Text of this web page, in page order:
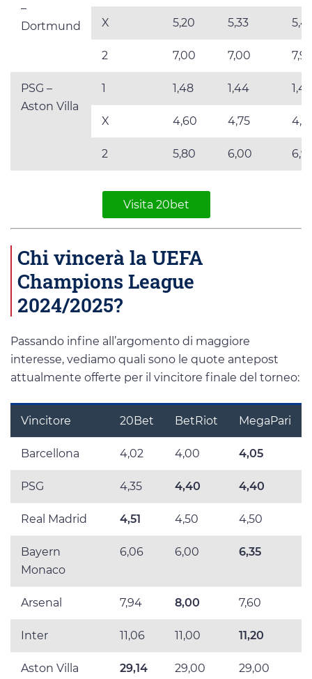
–
Dortmund
X 5,20 5,33
2 7,00 7,00 7,95
PSG –
Aston Villa
1 1,48 1,44
X 4,60 4,75
2 5,80 6,00 6,91
Visita 20bet
Chi vincerà la UEFA
Champions League
2024/2025?
Passando infine all’argomento di maggiore
interesse, vediamo quali sono le quote antepost
attualmente offerte per il vincitore finale del torneo:
Vincitore 20Bet BetRiot MegaPari
Barcellona 4,02 4,00 4,05
PSG 4,35 4,40 4,40
Real Madrid 4,51 4,50 4,50
Bayern
Monaco
6,06 6,00 6,35
Arsenal 7,94 8,00 7,60
Inter 11,06 11,00 11,20
Aston Villa 29,14 29,00 29,00